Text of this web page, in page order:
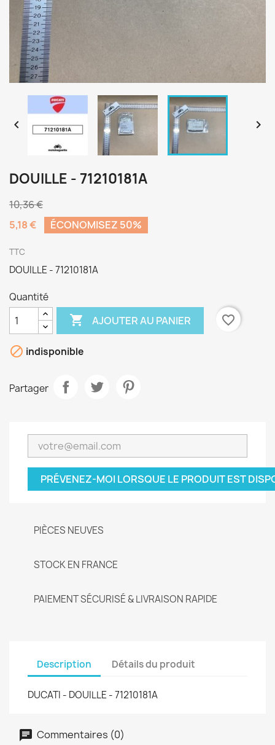
 
DOUILLE - 71210181A
10,36 €
5,18 €
ÉCONOMISEZ 50%
TTC
DOUILLE - 71210181A
Quantité
 AJOUTER AU PANIER favorite_border
 indisponible
Partager
PRÉVENEZ-MOI LORSQUE LE PRODUIT EST
PIÈCES NEUVES
STOCK EN FRANCE
PAIEMENT SÉCURISÉ & LIVRAISON RAPIDE
Description Détails du produit
DUCATI - DOUILLE - 71210181A
Commentaires (0)